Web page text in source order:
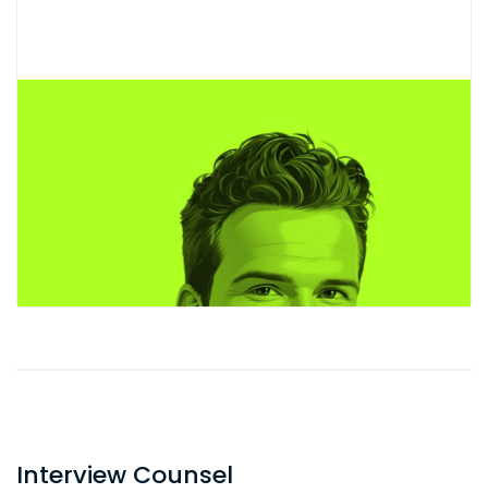
Interview Counsel